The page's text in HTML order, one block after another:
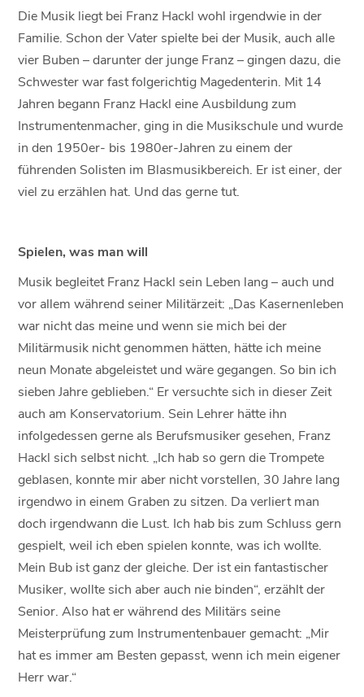
Die Musik liegt bei Franz Hackl wohl irgendwie in der
Familie. Schon der Vater spielte bei der Musik, auch alle
vier Buben – darunter der junge Franz – gingen dazu, die
Schwester war fast folgerichtig Magedenterin. Mit 14
Jahren begann Franz Hackl eine Ausbildung zum
Instrumentenmacher, ging in die Musikschule und wurde
in den 1950er- bis 1980er-Jahren zu einem der
führenden Solisten im Blasmusikbereich. Er ist einer, der
viel zu erzählen hat. Und das gerne tut.
Spielen, was man will
Musik begleitet Franz Hackl sein Leben lang – auch und
vor allem während seiner Militärzeit: „Das Kasernenleben
war nicht das meine und wenn sie mich bei der
Militärmusik nicht genommen hätten, hätte ich meine
neun Monate abgeleistet und wäre gegangen. So bin ich
sieben Jahre geblieben.“ Er versuchte sich in dieser Zeit
auch am Konservatorium. Sein Lehrer hätte ihn
infolgedessen gerne als Berufsmusiker gesehen, Franz
Hackl sich selbst nicht. „Ich hab so gern die Trompete
geblasen, konnte mir aber nicht vorstellen, 30 Jahre lang
irgendwo in einem Graben zu sitzen. Da verliert man
doch irgendwann die Lust. Ich hab bis zum Schluss gern
gespielt, weil ich eben spielen konnte, was ich wollte.
Mein Bub ist ganz der gleiche. Der ist ein fantastischer
Musiker, wollte sich aber auch nie binden“, erzählt der
Senior. Also hat er während des Militärs seine
Meisterprüfung zum Instrumentenbauer gemacht: „Mir
hat es immer am Besten gepasst, wenn ich mein eigener
Herr war.“